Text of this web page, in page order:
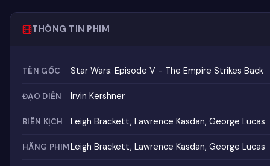
THÔNG TIN PHIM
TÊN GỐC Star Wars: Episode V - The Empire Strikes Back
ĐẠO DIỄN Irvin Kershner
BIÊN KỊCH Leigh Brackett, Lawrence Kasdan, George Lucas
HÃNG PHIMLeigh Brackett, Lawrence Kasdan, George Lucas